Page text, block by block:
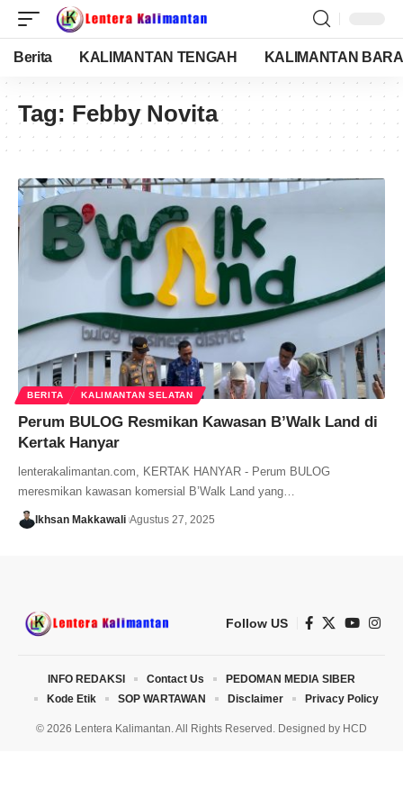
Berita KALIMANTAN TENGAH KALIMANTAN
Tag: Febby Novita
BERITA KALIMANTAN SELATAN
Perum BULOG Resmikan Kawasan B’Walk Land di
Kertak Hanyar
lenterakalimantan.com, KERTAK HANYAR - Perum BULOG
meresmikan kawasan komersial B’Walk Land yang…
Ikhsan Makkawali Agustus 27, 2025
Follow US
© 2026 Lentera Kalimantan. All Rights Reserved. Designed by HCD
INFO REDAKSI Contact Us
PEDOMAN MEDIA SIBER
Kode Etik
SOP WARTAWAN Disclaimer Privacy Policy